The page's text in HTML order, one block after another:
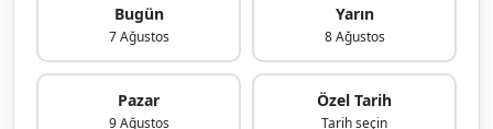
Bugün
7 Ağustos
Yarın
8 Ağustos
Pazar
9 Ağustos
Özel Tarih
Tarih seçin